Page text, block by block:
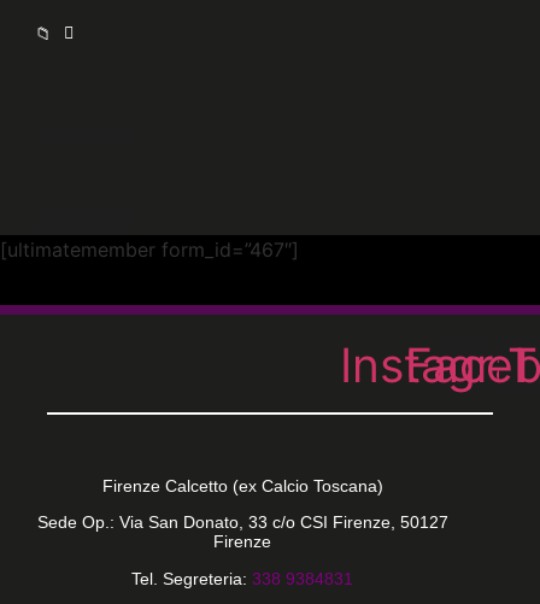
📁
[ultimatemember form_id=”467″]
Firenze Calcetto (ex Calcio Toscana)
Sede Op.: Via San Donato, 33 c/o CSI Firenze, 50127
Firenze
Tel. Segreteria: 338 9384831